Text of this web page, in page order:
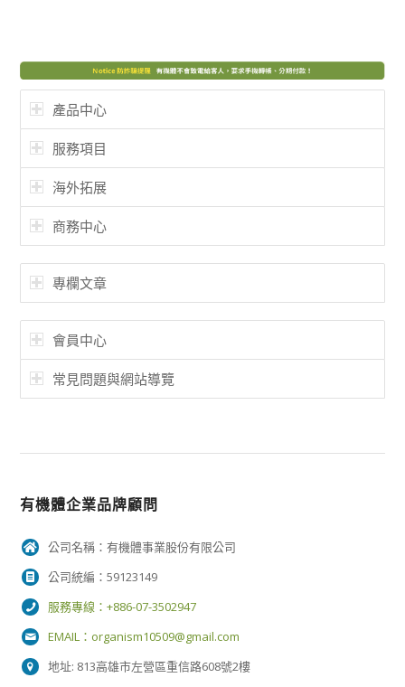
產品中心
服務項目
海外拓展
商務中心
專欄文章
會員中心
常見問題與網站導覽
有機體企業品牌顧問
公司名稱：有機體事業股份有限公司
公司統編：59123149
服務專線：+886-07-3502947
EMAIL： organism10509@gmail.com
地址: 813高雄市左營區重信路608號2樓